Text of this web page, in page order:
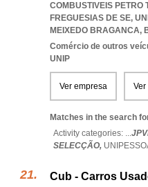
COMBUSTIVEIS
FREGUESIAS DE SE,
MEIXEDO BRAGANCA,
Comércio de outros
UNIP
Ver empresa
Matches in the search
Activity categories: ...
SELECÇÃO,
Cub - Carros